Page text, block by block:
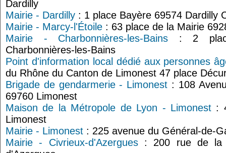
Dardilly
Mairie - Dardilly : 1 place Bayère 69574 Dardilly
Mairie - Marcy-l'Étoile : 63 place de la Mairie
Mairie - Charbonnières-les-Bains : 2
Charbonnières-les-Bains
Point d'information local dédié aux personnes
du Rhône du Canton de Limonest 47 place
Brigade de gendarmerie - Limonest : 108
69760 Limonest
Maison de la Métropole de Lyon - Limonest:
Limonest
Mairie - Limonest : 225 avenue du Général-de-
Mairie - Civrieux-d'Azergues: 200 rue de la